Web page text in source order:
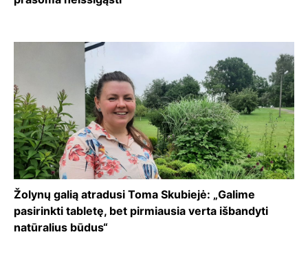
Žolynų galią atradusi Toma Skubiejė: „Galime
pasirinkti tabletę, bet pirmiausia verta išbandyti
natūralius būdus“